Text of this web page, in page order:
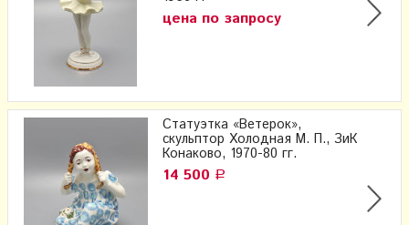
цена по запросу
Статуэтка «Ветерок»,
скульптор Холодная М. П., ЗиК
Конаково, 1970-80 гг.
14 500 Р